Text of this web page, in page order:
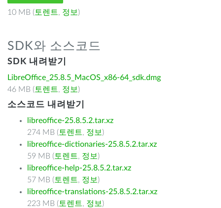
10 MB ( 토렌트, 정보 )
SDK와 소스코드
SDK 내려받기
LibreOffice_25.8.5_MacOS_x86-64_sdk.dmg
46 MB ( 토렌트, 정보 )
소스코드 내려받기
libreoffice-25.8.5.2.tar.xz
274 MB ( 토렌트, 정보 )
libreoffice-dictionaries-25.8.5.2.tar.xz
59 MB ( 토렌트, 정보 )
libreoffice-help-25.8.5.2.tar.xz
57 MB ( 토렌트, 정보 )
libreoffice-translations-25.8.5.2.tar.xz
223 MB ( 토렌트, 정보 )